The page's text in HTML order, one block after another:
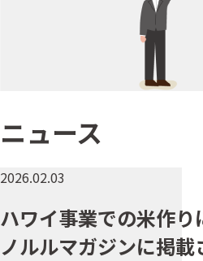
ニュース
2026.02.03
ハワイ事業での米作
ノルルマガジンに掲載